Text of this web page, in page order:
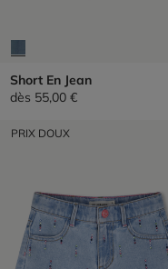
Short En Jean
dès 55,00 €
PRIX DOUX